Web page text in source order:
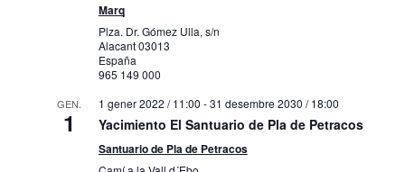
Marq
Plza. Dr. Gómez Ulla, s/n
Alacant03013
España
965 149 000
GEN.
1
1 gener 2022 / 11:00 -31 desembre 2030 / 18:00
Yacimiento El Santuario de Pla de Petracos
Santuario de Pla de Petracos